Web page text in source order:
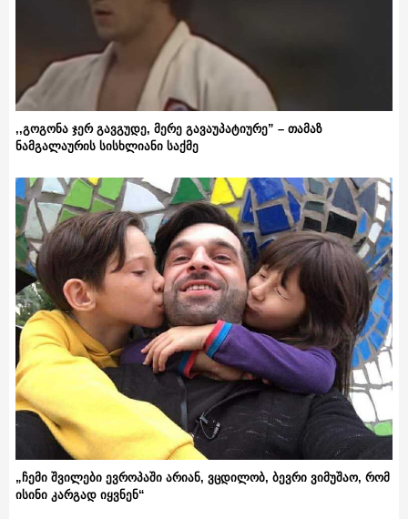
,,გოგონა ჯერ გავგუდე, მერე გავაუპატიურე” – თამაზ
ნამგალაურის სისხლიანი საქმე
„ჩემი შვილები ევროპაში არიან, ვცდილობ, ბევრი ვიმუშაო, რომ
ისინი კარგად იყვნენ“